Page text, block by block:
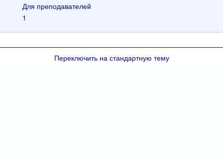
Для преподавателей
1
Переключить на стандартную тему